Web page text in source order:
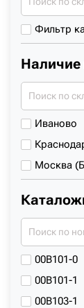
Фильтр
Наличие
Иваново
Москва
00B101-0
00B101-1
00B103-1